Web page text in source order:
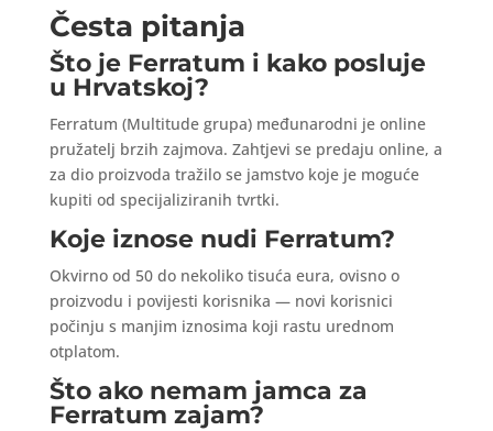
Česta pitanja
Što je Ferratum i kako posluje
u Hrvatskoj?
Ferratum (Multitude grupa) međunarodni je online
pružatelj brzih zajmova. Zahtjevi se predaju online, a
za dio proizvoda tražilo se jamstvo koje je moguće
kupiti od specijaliziranih tvrtki.
Koje iznose nudi Ferratum?
Okvirno od 50 do nekoliko tisuća eura, ovisno o
proizvodu i povijesti korisnika — novi korisnici
počinju s manjim iznosima koji rastu urednom
otplatom.
Što ako nemam jamca za
Ferratum zajam?